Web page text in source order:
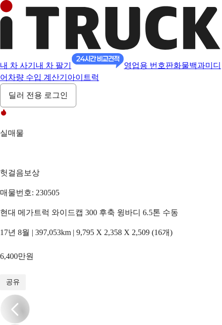
내 차 사기 내 차 팔기 영업용 번호판화물백과미디
어 차량 수입 계산기 아이트럭
딜러 전용 로그인
실매물
헛걸음보상
매물번호: 230505
현대 메가트럭 와이드캡 300 후축 윙바디 6.5톤 수동
17년 8월 | 397,053km | 9,795 X 2,358 X 2,509 (16개)
6,400만원
공유
/19